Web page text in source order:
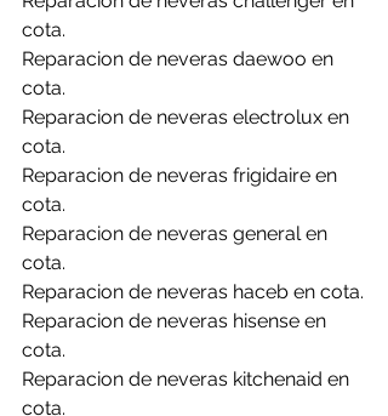
cota.
Reparacion de neveras daewoo en
cota.
Reparacion de neveras electrolux en
cota.
Reparacion de neveras frigidaire en
cota.
Reparacion de neveras general en
cota.
Reparacion de neveras haceb en cota.
Reparacion de neveras hisense en
cota.
Reparacion de neveras kitchenaid en
cota.